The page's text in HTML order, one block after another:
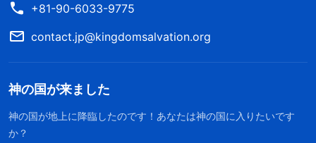
+81-90-6033-9775
contact.jp@kingdomsalvation.org
神の国が来ました
神の国が地上に降臨したのです！あなたは神の国に入りたいです
か？